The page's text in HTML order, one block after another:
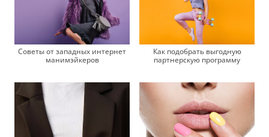
Советы от западных интернет
манимэйкеров
Как подобрать выгодную
партнерскую программу